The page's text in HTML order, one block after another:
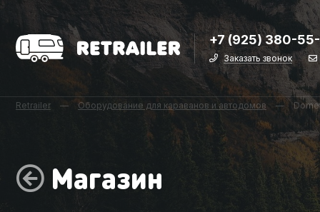
+7 (925) 380-
Заказать звонок
Retrailer — Оборудование для караванов и автодомов —
Магазин